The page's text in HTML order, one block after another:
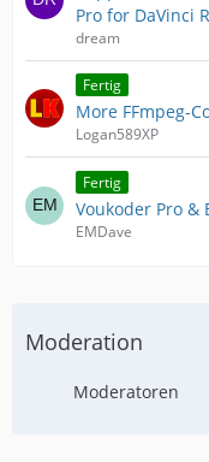
Pro for DaVinci
dream
Fertig
More FFmpeg-
Logan589XP
Fertig
Voukoder Pro &
EMDave
Moderation
Moderatoren